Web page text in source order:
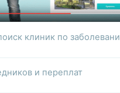
клиник по
и переплат